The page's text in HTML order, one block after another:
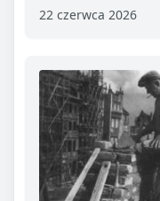
22 czerwca 2026